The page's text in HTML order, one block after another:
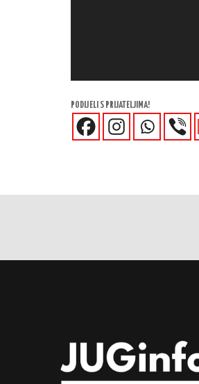
PODIJELI S PRIJATELJIMA!